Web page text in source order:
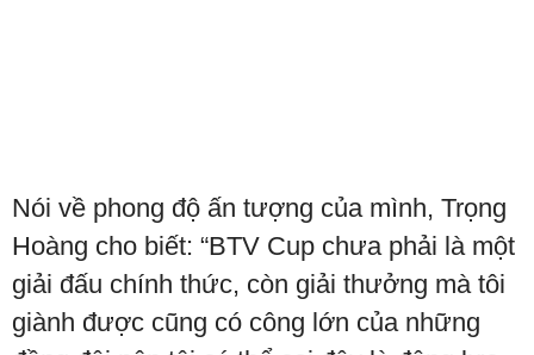
Nói về phong độ ấn tượng của mình, Trọng
Hoàng cho biết: “BTV Cup chưa phải là một
giải đấu chính thức, còn giải thưởng mà tôi
giành được cũng có công lớn của những